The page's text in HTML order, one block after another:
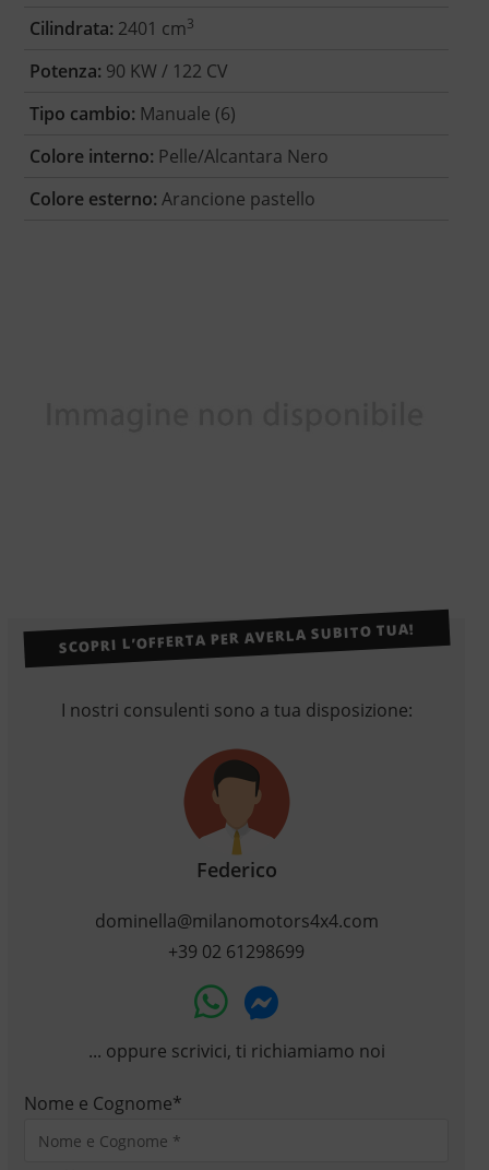
Cilindrata: 2401 cm3
Potenza: 90 KW / 122 CV
Tipo cambio: Manuale (6)
Colore interno: Pelle/Alcantara Nero
Colore esterno: Arancione pastello
SCOPRI L’OFFERTA PER AVERLA SUBITO TUA!
I nostri consulenti sono a tua disposizione:
Federico
dominella@milanomotors4x4.com
+39 02 61298699
... oppure scrivici, ti richiamiamo noi
Nome e Cognome*